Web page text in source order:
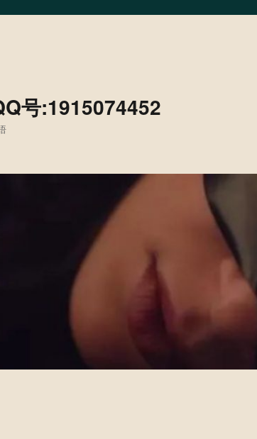
号:1915074452